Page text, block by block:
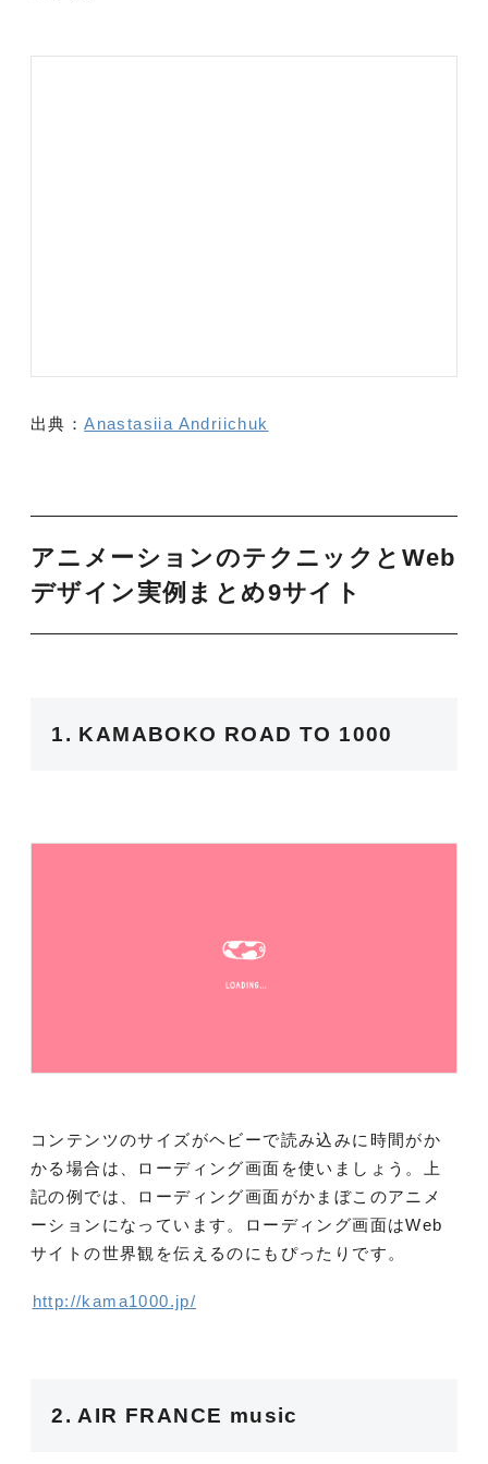
出典：Anastasiia Andriichuk
アニメーションのテクニックとWeb
デザイン実例まとめ9サイト
1. KAMABOKO ROAD TO 1000
コンテンツのサイズがヘビーで読み込みに時間がか
かる場合は、ローディング画面を使いましょう。上
記の例では、ローディング画面がかまぼこのアニメ
ーションになっています。ローディング画面はWeb
サイトの世界観を伝えるのにもぴったりです。
http://kama1000.jp/
2. AIR FRANCE music